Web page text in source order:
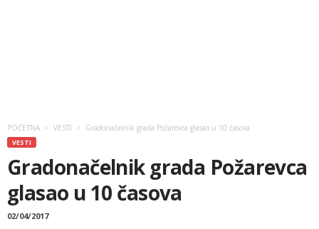
POČETNA VESTI Gradonačelnik grada Požarevca glasao u 10 časova
VESTI
Gradonačelnik grada Požarevca
glasao u 10 časova
02/04/2017